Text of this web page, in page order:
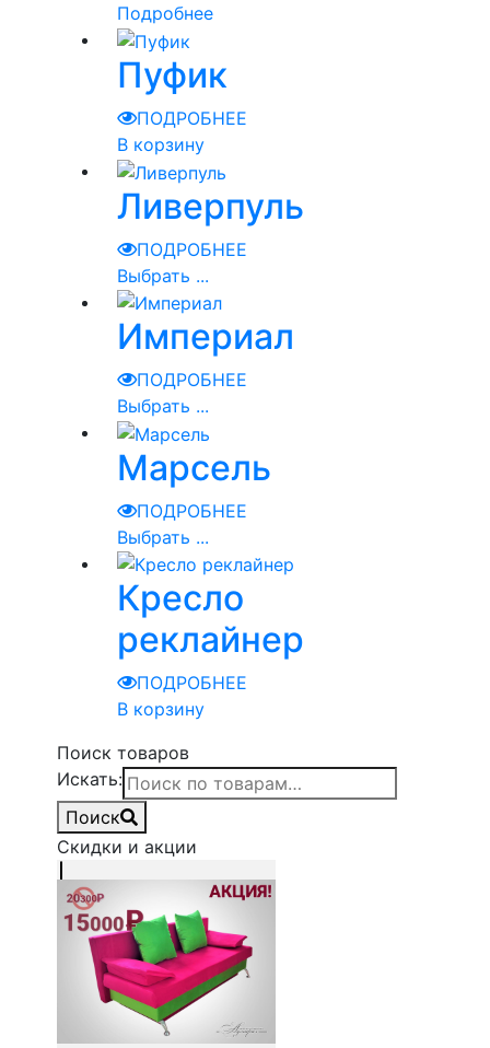
Подробнее
Пуфик
ПОДРОБНЕЕ
В корзину
Ливерпуль
ПОДРОБНЕЕ
Выбрать ...
Империал
ПОДРОБНЕЕ
Выбрать ...
Марсель
ПОДРОБНЕЕ
Выбрать ...
Кресло
реклайнер
ПОДРОБНЕЕ
В корзину
Поиск товаров
Искать:
Поиск
Скидки и акции